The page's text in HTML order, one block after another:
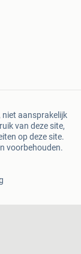
aansprakelijk
van deze site,
op deze site.
voorbehouden.